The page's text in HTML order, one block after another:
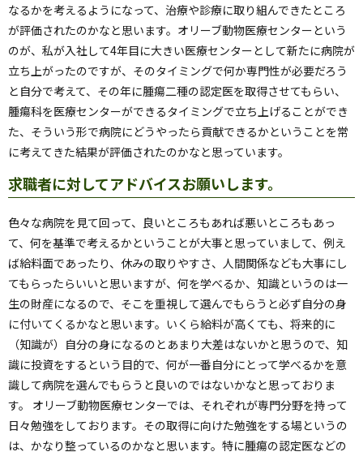
なるかを考えるようになって、治療や診療に取り組んできたところ
が評価されたのかなと思います。オリーブ動物医療センターという
のが、私が入社して4年目に大きい医療センターとして新たに病院が
立ち上がったのですが、そのタイミングで何か専門性が必要だろう
と自分で考えて、その年に腫瘍二種の認定医を取得させてもらい、
腫瘍科を医療センターができるタイミングで立ち上げることができ
た、そういう形で病院にどうやったら貢献できるかということを常
に考えてきた結果が評価されたのかなと思っています。
求職者に対してアドバイスお願いします。
色々な病院を見て回って、良いところもあれば悪いところもあっ
て、何を基準で考えるかということが大事と思っていまして、例え
ば給料面であったり、休みの取りやすさ、人間関係なども大事にし
てもらったらいいと思いますが、何を学べるか、知識というのは一
生の財産になるので、そこを重視して選んでもらうと必ず自分の身
に付いてくるかなと思います。いくら給料が高くても、将来的に
（知識が）自分の身になるのとあまり大差はないかと思うので、知
識に投資をするという目的で、何が一番自分にとって学べるかを意
識して病院を選んでもらうと良いのではないかなと思っておりま
す。 オリーブ動物医療センターでは、それぞれが専門分野を持って
日々勉強をしております。その取得に向けた勉強をする場というの
は、かなり整っているのかなと思います。特に腫瘍の認定医などの